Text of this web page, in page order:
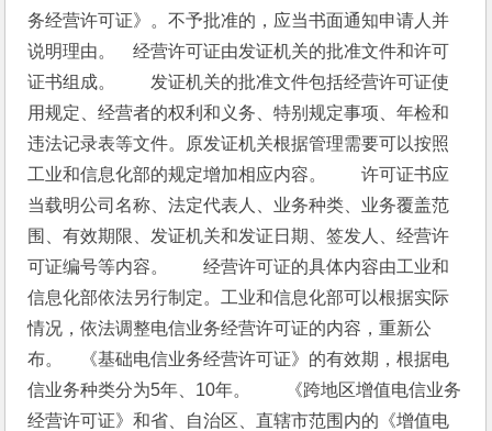
务经营许可证》。不予批准的，应当书面通知申请人并
说明理由。　经营许可证由发证机关的批准文件和许可
证书组成。　　发证机关的批准文件包括经营许可证使
用规定、经营者的权利和义务、特别规定事项、年检和
违法记录表等文件。原发证机关根据管理需要可以按照
工业和信息化部的规定增加相应内容。　　许可证书应
当载明公司名称、法定代表人、业务种类、业务覆盖范
围、有效期限、发证机关和发证日期、签发人、经营许
可证编号等内容。　　经营许可证的具体内容由工业和
信息化部依法另行制定。工业和信息化部可以根据实际
情况，依法调整电信业务经营许可证的内容，重新公
布。　《基础电信业务经营许可证》的有效期，根据电
信业务种类分为5年、10年。　　《跨地区增值电信业务
经营许可证》和省、自治区、直辖市范围内的《增值电